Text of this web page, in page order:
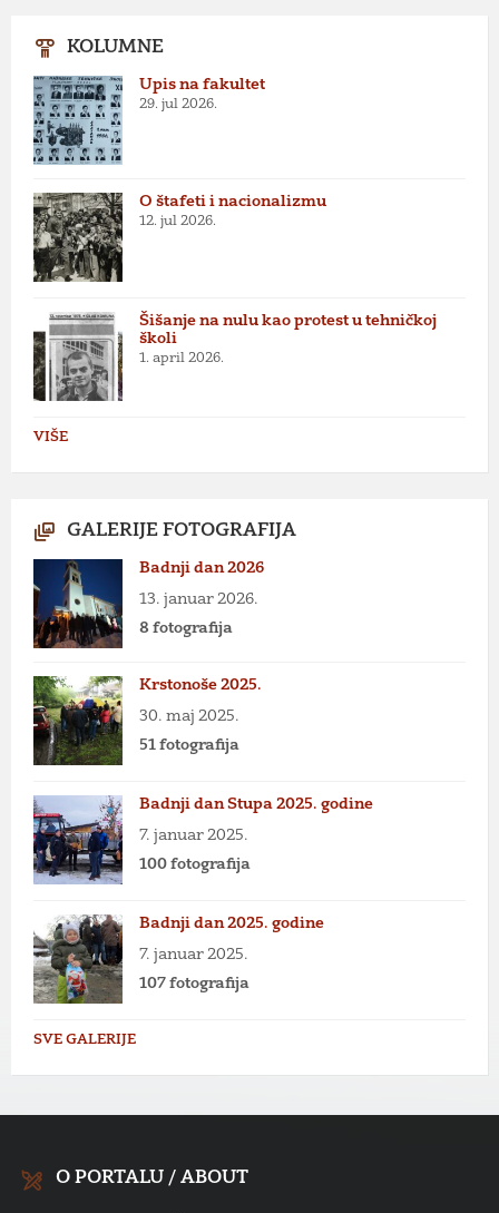
KOLUMNE
Upis na fakultet
29. jul 2026.
O štafeti i nacionalizmu
12. jul 2026.
Šišanje na nulu kao protest u tehničkoj
školi
1. april 2026.
VIŠE
GALERIJE FOTOGRAFIJA
Badnji dan 2026
13. januar 2026.
8 fotografija
Krstonoše 2025.
30. maj 2025.
51 fotografija
Badnji dan Stupa 2025. godine
7. januar 2025.
100 fotografija
Badnji dan 2025. godine
7. januar 2025.
107 fotografija
SVE GALERIJE
O PORTALU / ABOUT